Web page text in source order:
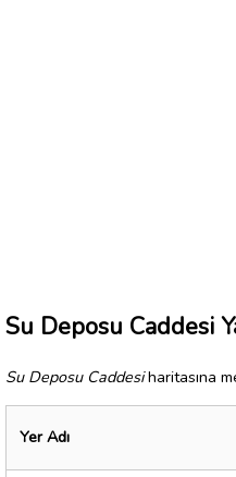
Su Deposu Caddesi
Su Deposu Caddesiharitasına
Yer Adı